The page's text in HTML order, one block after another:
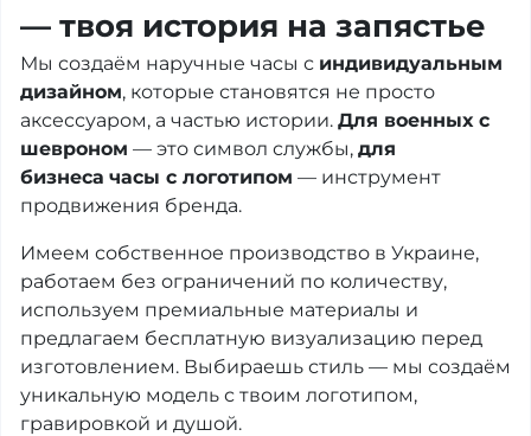
— твоя история на запястье
Мы создаём наручные часы с индивидуальным
дизайном, которые становятся не просто
аксессуаром, а частью истории. Для военных с
шевроном — это символ службы, для
бизнеса часы с логотипом — инструмент
продвижения бренда.
Имеем собственное производство в Украине,
работаем без ограничений по количеству,
используем премиальные материалы и
предлагаем бесплатную визуализацию перед
изготовлением. Выбираешь стиль — мы создаём
уникальную модель с твоим логотипом,
гравировкой и душой.